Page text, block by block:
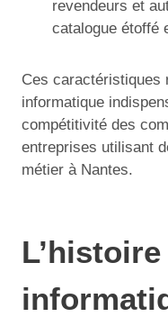
revendeurs et
catalogue étoffé
Ces caractéristiques
informatique
compétitivité des
entreprises utilisant
métier à Nantes.